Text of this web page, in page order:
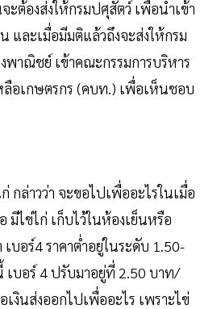
ะต้องส่งให้กรมปศุสัตว์ เพื่อนำเข้า
และเมื่อมีมติแล้วถึงจะส่งให้กรม
พาณิชย์ เข้าคณะกรรมการบริหาร
ลือเกษตรกร (คบท.) เพื่อเห็นชอบ
กล่าวว่า จะขอไปเพื่ออะไรในเมื่อ
มีไข่ไก่ เก็บไว้ในห้องเย็นหรือ
เบอร์4 ราคาต่ำอยู่ในระดับ 1.50-
บอร์ 4 ปรับมาอยู่ที่ 2.50 บาท/
เงินส่งออกไปเพื่ออะไร เพราะไข่